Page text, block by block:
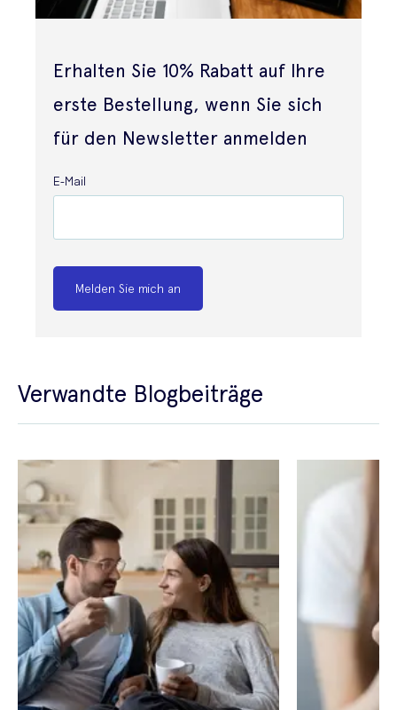
Erhalten Sie 10% Rabatt auf Ihre
erste Bestellung, wenn Sie sich
für den Newsletter anmelden
E-Mail
Melden Sie mich an
Verwandte Blogbeiträge